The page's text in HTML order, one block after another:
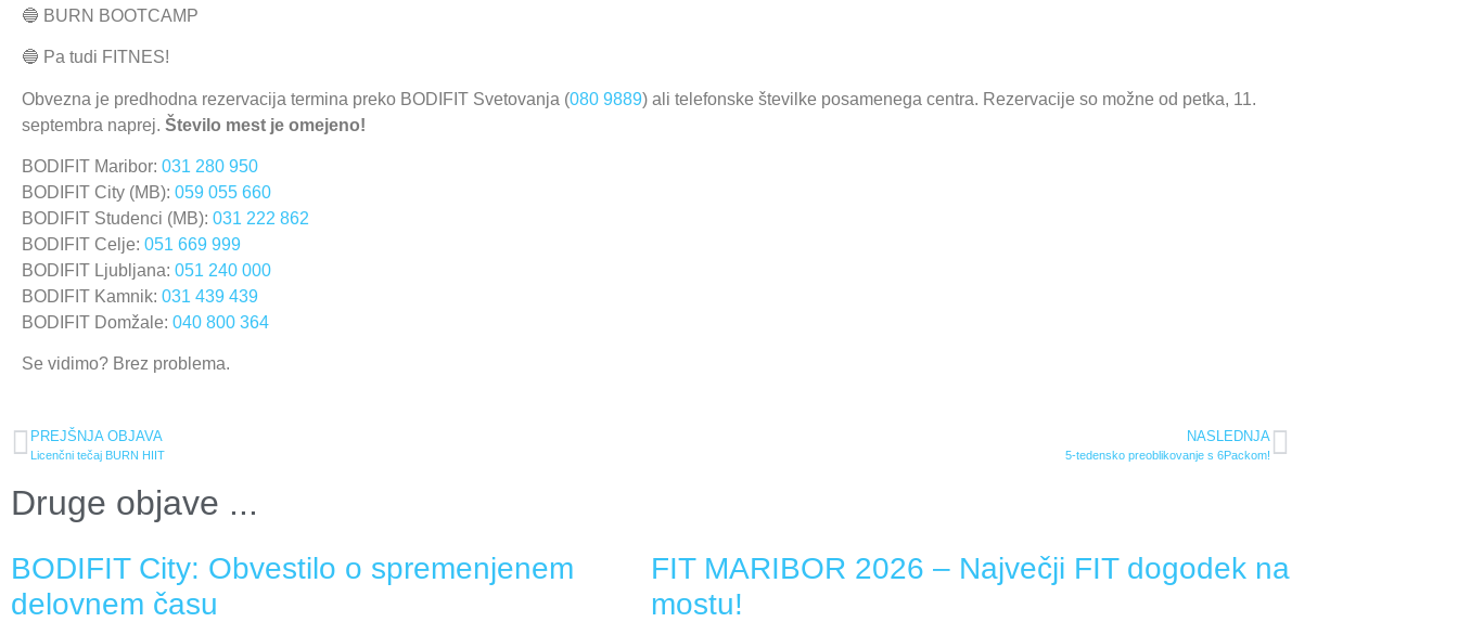
🔵 BURN BOOTCAMP
🔵 Pa tudi FITNES!
Obvezna je predhodna rezervacija termina preko BODIFIT Svetovanja (080 9889) ali telefonske številke posamenega centra. Rezervacije so možne od petka, 11.
septembra naprej. Število mest je omejeno!
BODIFIT Maribor: 031 280 950
BODIFIT City (MB): 059 055 660
BODIFIT Studenci (MB): 031 222 862
BODIFIT Celje: 051 669 999
BODIFIT Ljubljana: 051 240 000
BODIFIT Kamnik: 031 439 439
BODIFIT Domžale: 040 800 364
Se vidimo? Brez problema.
PREJŠNJA OBJAVA
Licenčni tečaj BURN HIIT
NASLEDNJA
5-tedensko preoblikovanje s 6Packom!
Druge objave ...
BODIFIT City: Obvestilo o spremenjenem
delovnem času
FIT MARIBOR 2026 – Največji FIT dogodek na
mostu!